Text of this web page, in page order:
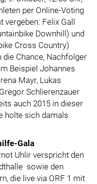
per Online-Voting
vergeben: Felix Gall
Downhill) und
Cross Country)
die Chance, Nachfolger
Beispiel Johannes
Mayr, Lukas
Schlierenzauer
auch 2015 in dieser
holte sich damals
Gala
Uhlir verspricht den
sowie den
die live via ORF 1 mit